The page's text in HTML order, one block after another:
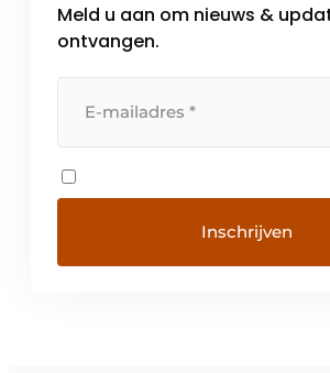
Meld u aan om nieuws &
ontvangen.